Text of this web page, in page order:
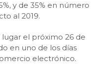
y de 35% en número
al 2019.
lugar el próximo 26 de
en uno de los días
electrónico.